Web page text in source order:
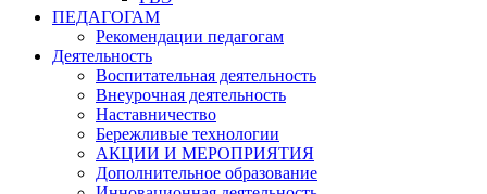
ПЕДАГОГАМ
Рекомендации педагогам
Деятельность
Воспитательная деятельность
Внеурочная деятельность
Наставничество
Бережливые технологии
АКЦИИ И МЕРОПРИЯТИЯ
Дополнительное образование